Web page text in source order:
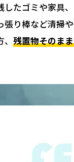
したゴミや家具
張り棒など清掃
残置物そのま